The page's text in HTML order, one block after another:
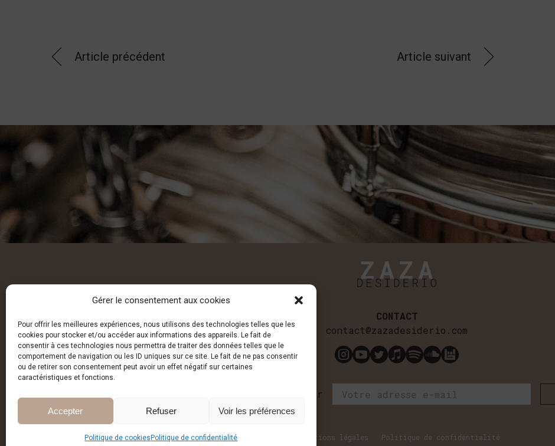
Gérer le consentement aux cookies
Pour offrir les meilleures expériences, nous utilisons des technologies telles que les
cookies pour stocker et/ou accéder aux informations des appareils. Le fait de
consentir à ces technologies nous permettra de traiter des données telles que le
comportement de navigation ou les ID uniques sur ce site. Le fait de ne pas consentir
ou de retirer son consentement peut avoir un effet négatif sur certaines
caractéristiques et fonctions.
Accepter Refuser Voir les préférences
Politique de cookies Politique de confidentialité
Article précédent Article suivant
CONTACT
contact@zazadesiderio.com
Inscription à la newsletter
Mentions légales Politique de confidentialité